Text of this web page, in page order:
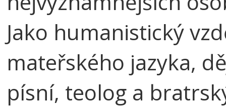
Jako humanistický
mateřského jazyka,
písní, teolog a